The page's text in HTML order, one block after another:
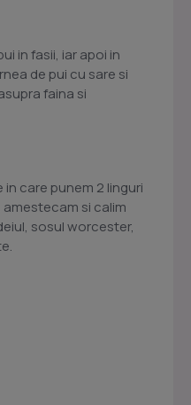
in fasii, iar apoi in
de pui cu sare si
faina si
care punem 2 linguri
si calim
sosul worcester,